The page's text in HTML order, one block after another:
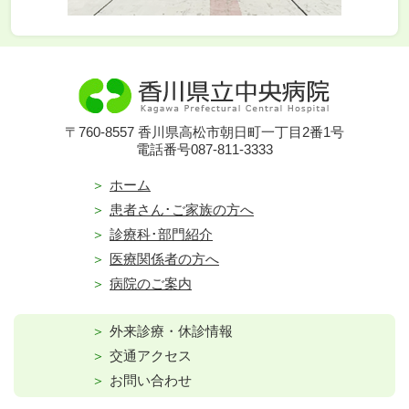
〒760-8557 香川県高松市朝日町一丁目2番1号
電話番号087-811-3333
ホーム
患者さん･ご家族の方へ
診療科･部門紹介
医療関係者の方へ
病院のご案内
外来診療・休診情報
交通アクセス
お問い合わせ